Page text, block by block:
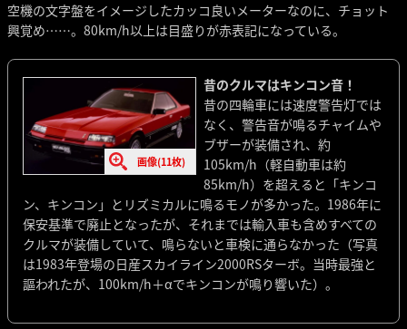
空機の文字盤をイメージしたカッコ良いメーターなのに、チョット
興覚め……。80km/h以上は目盛りが赤表記になっている。
画像(11枚)
昔のクルマはキンコン音！
昔の四輪車には速度警告灯では
なく、警告音が鳴るチャイムや
ブザーが装備され、約
105km/h（軽自動車は約
85km/h）を超えると「キンコ
ン、キンコン」とリズミカルに鳴るモノが多かった。1986年に
保安基準で廃止となったが、それまでは輸入車も含めすべての
クルマが装備していて、鳴らないと車検に通らなかった（写真
は1983年登場の日産スカイライン2000RSターボ。当時最強と
謳われたが、100km/h＋αでキンコンが鳴り響いた）。